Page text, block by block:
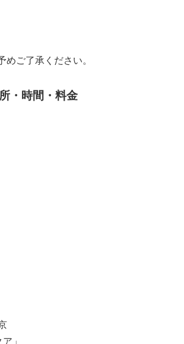
ご了承ください。
・時間・料金
ア」